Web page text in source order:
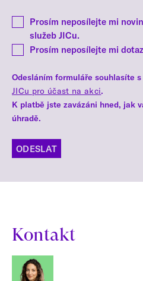
Prosím neposílejte mi
služeb JICu.
Prosím neposílejte mi
Odesláním formuláře souhlasíte s
JICu pro účast na akci.
K platbě jste zavázáni hned, jak
úhradě.
ODESLAT
Kontakt